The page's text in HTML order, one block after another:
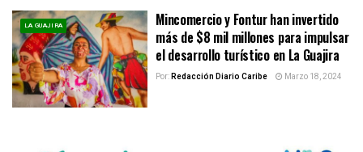
LA GUAJIRA
Mincomercio y Fontur han invertido
más de $8 mil millones para impulsar
el desarrollo turístico en La Guajira
Por:Redacción Diario Caribe Marzo 18, 2024